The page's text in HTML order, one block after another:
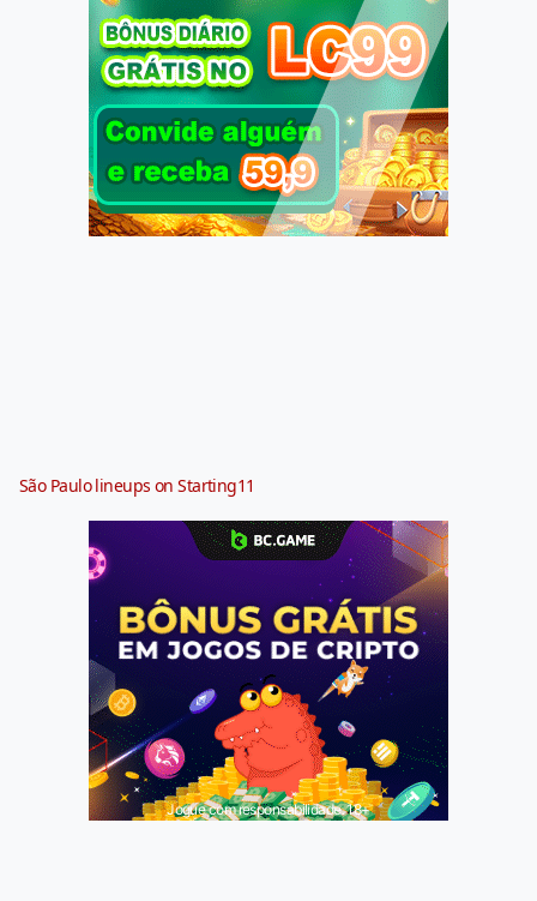
São Paulo lineups on Starting11
Jogue com responsabilidade. 18+